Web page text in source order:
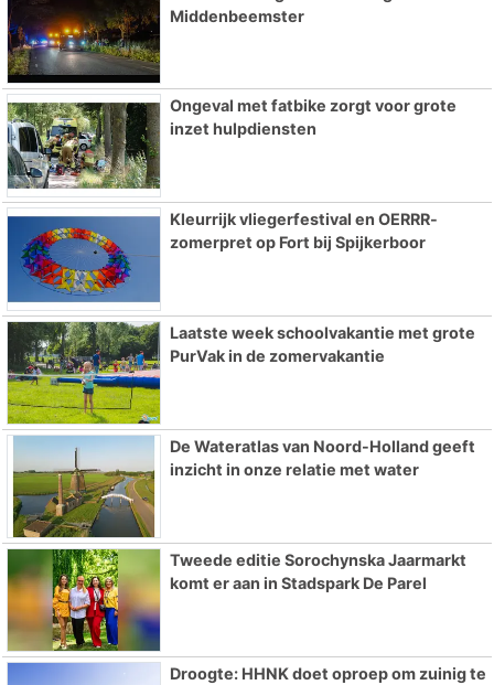
Middenbeemster
Ongeval met fatbike zorgt voor grote
inzet hulpdiensten
Kleurrijk vliegerfestival en OERRR-
zomerpret op Fort bij Spijkerboor
Laatste week schoolvakantie met grote
PurVak in de zomervakantie
De Wateratlas van Noord-Holland geeft
inzicht in onze relatie met water
Tweede editie Sorochynska Jaarmarkt
komt er aan in Stadspark De Parel
Droogte: HHNK doet oproep om zuinig te